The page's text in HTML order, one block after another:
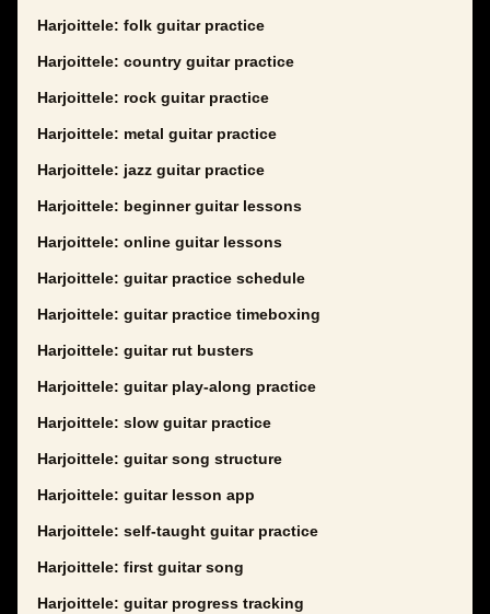
Harjoittele: folk guitar practice
Harjoittele: country guitar practice
Harjoittele: rock guitar practice
Harjoittele: metal guitar practice
Harjoittele: jazz guitar practice
Harjoittele: beginner guitar lessons
Harjoittele: online guitar lessons
Harjoittele: guitar practice schedule
Harjoittele: guitar practice timeboxing
Harjoittele: guitar rut busters
Harjoittele: guitar play-along practice
Harjoittele: slow guitar practice
Harjoittele: guitar song structure
Harjoittele: guitar lesson app
Harjoittele: self-taught guitar practice
Harjoittele: first guitar song
Harjoittele: guitar progress tracking